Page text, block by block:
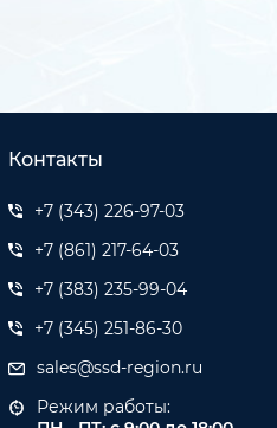
Контакты
+7 (343) 226-97-03
+7 (861) 217-64-03
+7 (383) 235-99-04
+7 (345) 251-86-30
sales@ssd-region.ru
Режим работы: